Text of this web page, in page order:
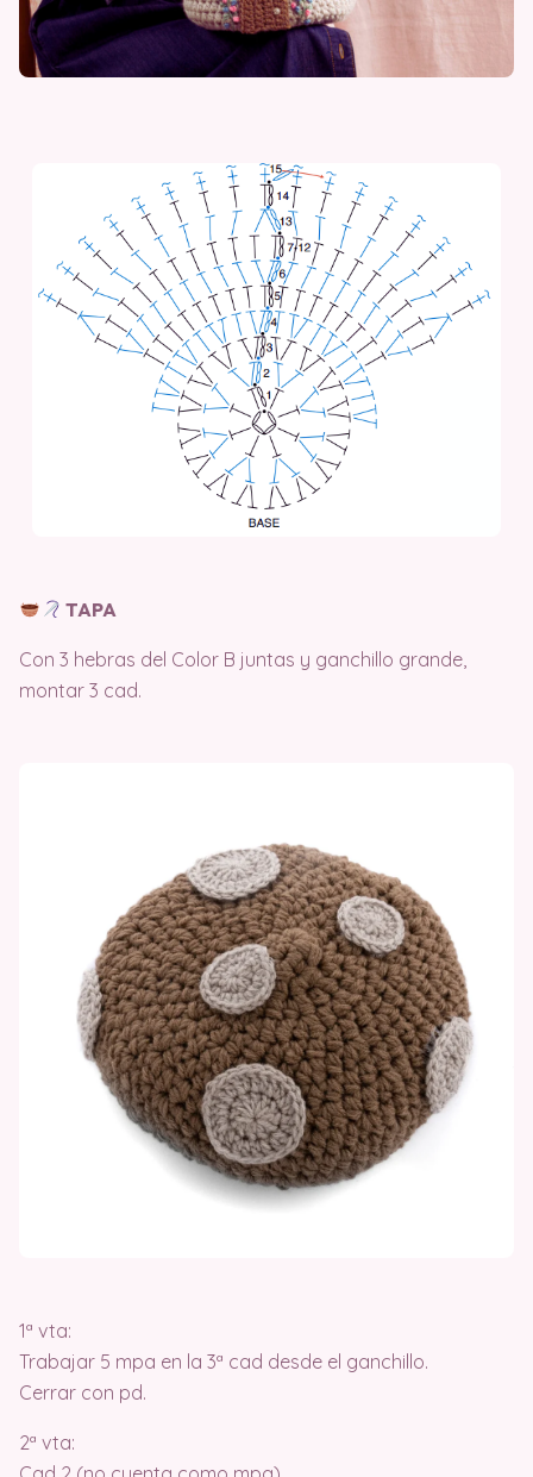
TAPA
Con 3 hebras del Color B juntas y ganchillo grande,
montar 3 cad.
1ª vta:
Trabajar 5 mpa en la 3ª cad desde el ganchillo.
Cerrar con pd.
2ª vta: